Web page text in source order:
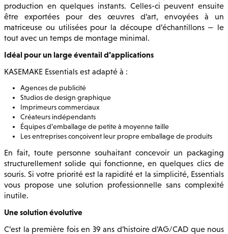
production en quelques instants. Celles-ci peuvent ensuite
être exportées pour des œuvres d’art, envoyées à un
matriceuse ou utilisées pour la découpe d’échantillons — le
tout avec un temps de montage minimal.
Idéal pour un large éventail d’applications
KASEMAKE Essentials est adapté à :
Agences de publicité
Studios de design graphique
Imprimeurs commerciaux
Créateurs indépendants
Équipes d’emballage de petite à moyenne taille
Les entreprises conçoivent leur propre emballage de produits
En fait, toute personne souhaitant concevoir un packaging
structurellement solide qui fonctionne, en quelques clics de
souris. Si votre priorité est la rapidité et la simplicité, Essentials
vous propose une solution professionnelle sans complexité
inutile.
Une solution évolutive
C’est la première fois en 39 ans d’histoire d’AG/CAD que nous